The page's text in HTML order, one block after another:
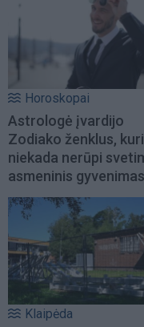
Horoskopai
Astrologė įvardijo
Zodiako ženklus,
niekada nerūpi
asmeninis gyvenimas
Klaipėda